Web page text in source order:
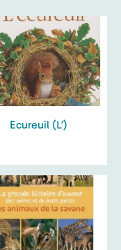
Ecureuil (L’)